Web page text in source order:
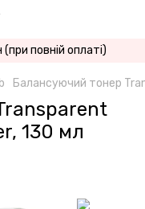
повній оплаті)
Балансуючий тонер
130 мл